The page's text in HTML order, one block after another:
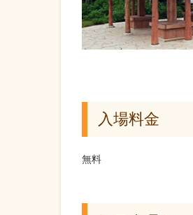
入場料金
無料